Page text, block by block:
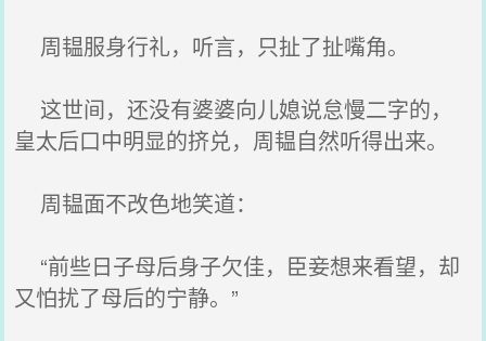
周韫服身行礼，听言，只扯了扯嘴角。
这世间，还没有婆婆向儿媳说怠慢二字的，
皇太后口中明显的挤兑，周韫自然听得出来。
周韫面不改色地笑道：
“前些日子母后身子欠佳，臣妾想来看望，却
又怕扰了母后的宁静。”